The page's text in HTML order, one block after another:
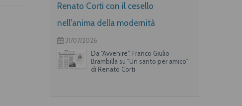
Renato Corti con il cesello
nell'anima della modernità
31/07/2026
Da "Avvenire", Franco Giulio
Brambilla su "Un santo per amico"
di Renato Corti